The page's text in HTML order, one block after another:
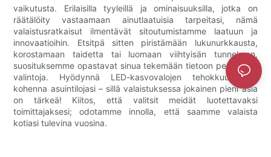
vaikutusta. Erilaisilla tyyleillä ja ominaisuuksilla, jotka on
räätälöity vastaamaan ainutlaatuisia tarpeitasi, nämä
valaistusratkaisut ilmentävät sitoutumistamme laatuun ja
innovaatioihin. Etsitpä sitten piristämään lukunurkkausta,
korostamaan taidetta tai luomaan viihtyisän tunnelman,
suosituksemme opastavat sinua tekemään tietoon perustuvia
valintoja. Hyödynnä LED-kasvovalojen tehokkuutta ja
kohenna asuintilojasi – sillä valaistuksessa jokainen pieni asia
on tärkeä! Kiitos, että valitsit meidät luotettavaksi
toimittajaksesi; odotamme innolla, että saamme valaista
kotiasi tulevina vuosina.